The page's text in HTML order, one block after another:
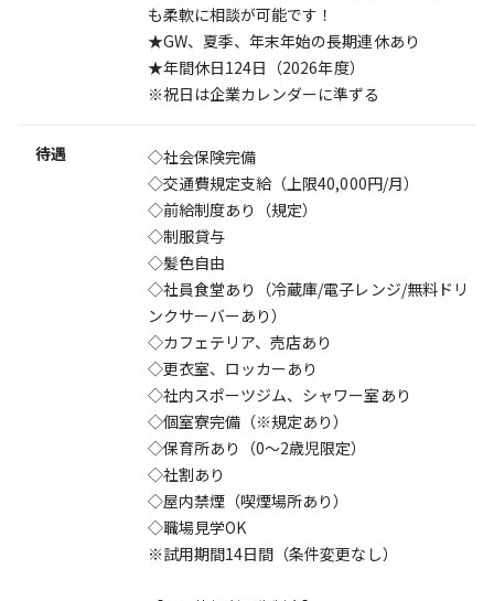
も柔軟に相談が可能です！
★GW、夏季、年末年始の長期連休あり
★年間休日124日（2026年度）
※祝日は企業カレンダーに準ずる
待遇
◇社会保険完備
◇交通費規定支給（上限40,000円/月）
◇前給制度あり（規定）
◇制服貸与
◇髪色自由
◇社員食堂あり（冷蔵庫/電子レンジ/無料ドリ
ンクサーバーあり）
◇カフェテリア、売店あり
◇更衣室、ロッカーあり
◇社内スポーツジム、シャワー室あり
◇個室寮完備（※規定あり）
◇保育所あり（0〜2歳児限定）
◇社割あり
◇屋内禁煙（喫煙場所あり）
◇職場見学OK
※試用期間14日間（条件変更なし）